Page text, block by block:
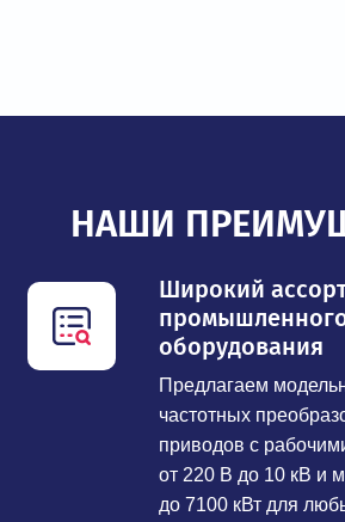
НАШИ
Широкий
оборудования
Предлагаем
частотных
приводов с
от 220 В до 10 кВ и
до 7100 кВт для